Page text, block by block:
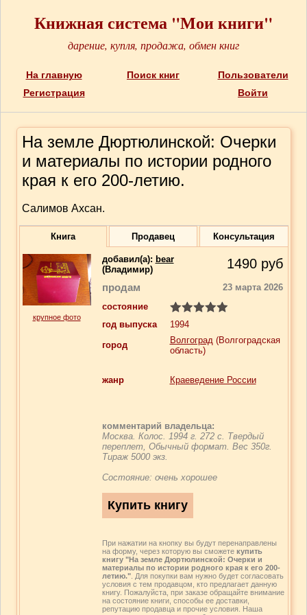
Книжная система "Мои книги"
дарение, купля, продажа, обмен книг
На главную Поиск книг
Пользователи
Регистрация
Войти
На земле Дюртюлинской: Очерки
и материалы по истории родного
края к его 200-летию.
Салимов Ахсан.
Книга Продавец Консультация
крупное фото
добавил(a): bear
(Владимир)
1490 руб
продам
23 марта 2026
состояние
год выпуска
1994
город
Волгоград(Волгоградская
область)
жанр Краеведение России
комментарий владельца:
Москва. Колос. 1994 г. 272 с. Твердый
переплет, Обычный формат. Вес 350г.
Тираж 5000 экз.
Состояние: очень хорошее
При нажатии на кнопку вы будут перенаправлены
на форму, через которую вы сможете купить
книгу "На земле Дюртюлинской: Очерки и
материалы по истории родного края к его 200-
летию.". Для покупки вам нужно будет согласовать
условия с тем продавцом, кто предлагает данную
книгу. Пожалуйста, при заказе обращайте внимание
на состояние книги, способы ее доставки,
репутацию продавца и прочие условия. Наша